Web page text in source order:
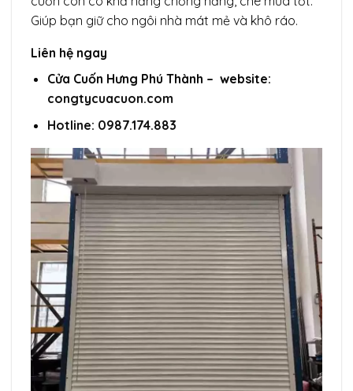
Giúp bạn giữ cho ngôi nhà mát mẻ và khô ráo.
Liên hệ ngay
Cửa Cuốn Hưng Phú Thành – website:
congtycuacuon.com
Hotline: 0987.174.883